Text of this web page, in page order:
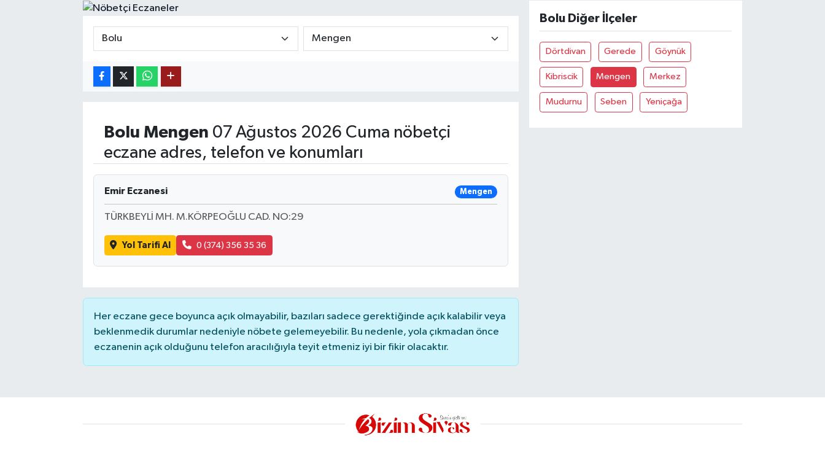
Bolu Mengen 07 Ağustos 2026 Cuma nöbetçi
eczane adres, telefon ve konumları
Emir Eczanesi Mengen
TÜRKBEYLİ MH. M.KÖRPEOĞLU CAD. NO:29
Yol Tarifi Al 0 (374) 356 35 36
Her eczane gece boyunca açık olmayabilir, bazıları sadece gerektiğinde açık kalabilir veya
beklenmedik durumlar nedeniyle nöbete gelemeyebilir. Bu nedenle, yola çıkmadan önce
eczanenin açık olduğunu telefon aracılığıyla teyit etmeniz iyi bir fikir olacaktır.
Bolu Diğer İlçeler
Dörtdivan Gerede Göynük
Kibriscik Mengen Merkez
Mudurnu Seben Yeniçağa
ÖZEL HABER
RESMİ İLANLAR
SOSYAL YARDIMLAR
SPONSORLU YAZI